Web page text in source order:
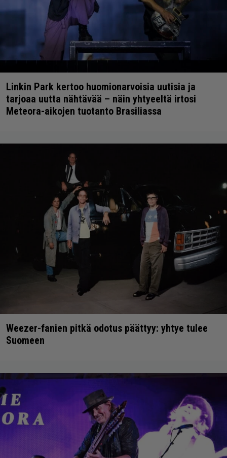
Linkin Park kertoo huomionarvoisia uutisia ja
tarjoaa uutta nähtävää – näin yhtyeeltä irtosi
Meteora-aikojen tuotanto Brasiliassa
Weezer-fanien pitkä odotus päättyy: yhtye tulee
Suomeen